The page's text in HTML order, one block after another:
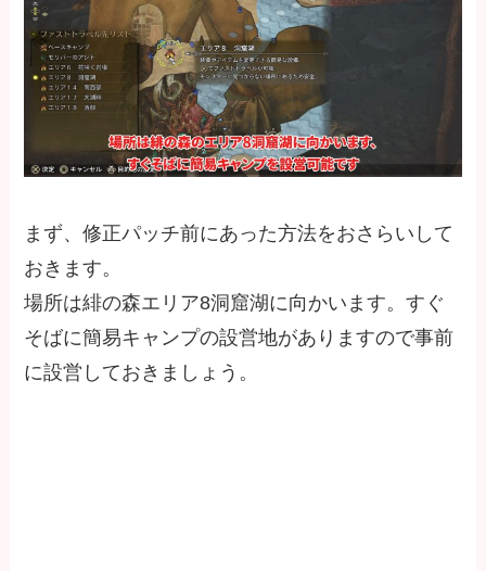
まず、修正パッチ前にあった方法をおさらいして
おきます。
場所は緋の森エリア8洞窟湖に向かいます。すぐ
そばに簡易キャンプの設営地がありますので事前
に設営しておきましょう。